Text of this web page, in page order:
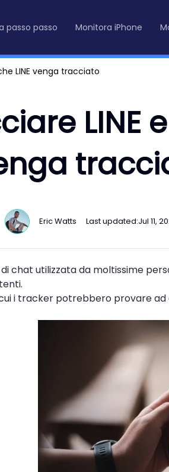
passo passo Monitora iPhone
LINE venga tracciato
LINE
Eric Watts Last updated:Jul 11,
di chat utilizzata da moltissime
i tracker potrebbero provare